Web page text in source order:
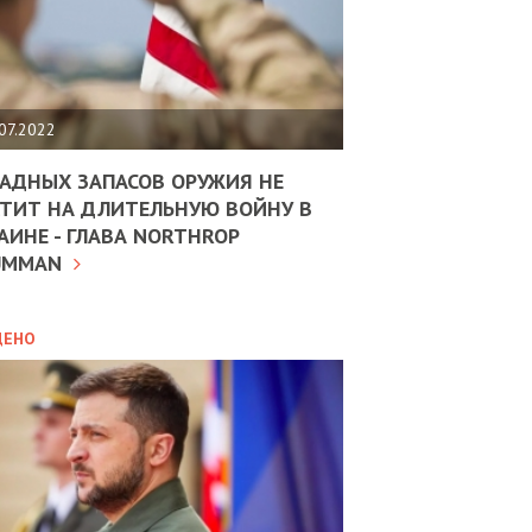
ЗАПАСОВ ОРУЖИЯ НЕ
НА ДЛИТЕЛЬНУЮ ВОЙНУ В
- ГЛАВА NORTHROP
10.02.2025